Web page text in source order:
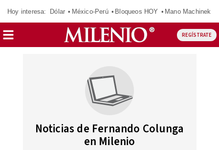
Hoy interesa: Dólar México-Perú Bloqueos HOY Mano Machinek
REGÍSTRATE
Noticias de Fernando Colunga
en Milenio